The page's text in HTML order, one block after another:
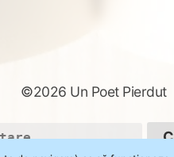
©2026 Un Poet Pierdut